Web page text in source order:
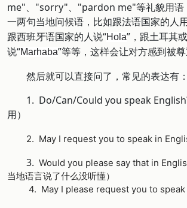
me"、"sorry"、"pardon me"等礼貌用语
一两句当地问候语，比如跟法语国家的人
跟西班牙语国家的人说“Hola”，跟土耳其
说“Marhaba”等等，这样会让对方感到被尊
然后就可以直接问了，常见的表达有：
1. Do/Can/Could you speak
用）
2. May I request you to speak in
3. Would you please say that in
当地语言说了什么没听懂）
4. May I please request you to speak